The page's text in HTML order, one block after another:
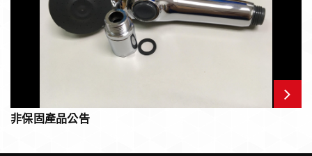
非保固產品公告